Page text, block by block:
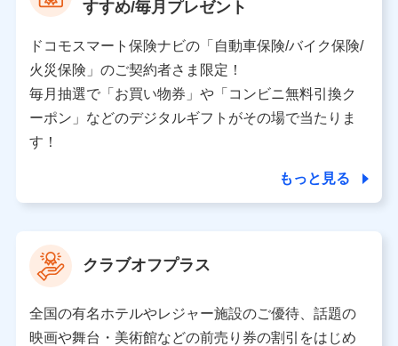
〒103-0013 東京都中央区日本橋人形町2-14-10 アー
バンネット日本橋ビル 3F
株式会社ドコモ・インシュアランス
個人情報の第三者提供について
当社は利用目的の達成に必要な範囲内において個人情報
の取り扱いの全部または一部を委託する場合がありま
す。
個人データの共同利用
すすめ/毎月プレゼント
ドコモスマート保険ナビの「自動車保険/バイク保険/
火災保険」のご契約者さま限定！
毎月抽選で「お買い物券」や「コンビニ無料引換ク
ーポン」などのデジタルギフトがその場で当たりま
す！
もっと見る
クラブオフプラス
全国の有名ホテルやレジャー施設のご優待、話題の
映画や舞台・美術館などの前売り券の割引をはじめ